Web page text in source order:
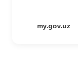
my.gov.uz